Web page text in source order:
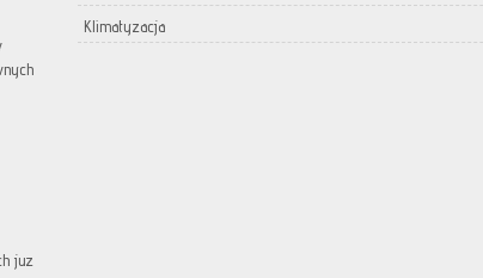
juz
Klimatyzacja